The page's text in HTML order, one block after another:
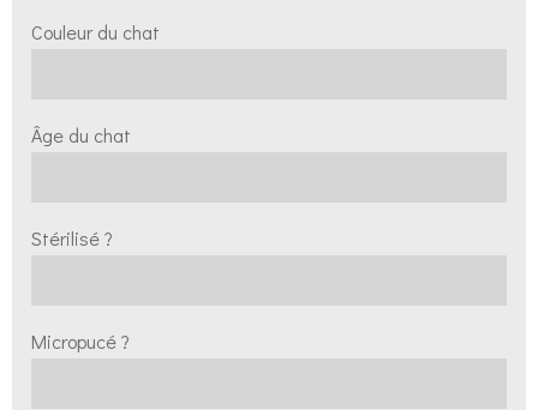
Couleur du chat
Âge du chat
Stérilisé ?
Micropucé ?